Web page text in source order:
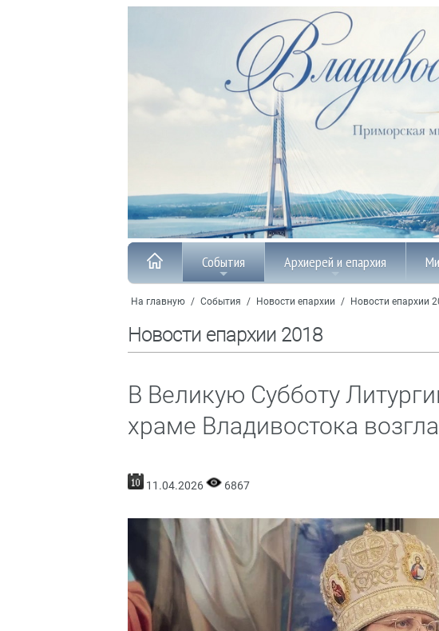
События Архиерей и епархия
На главную / События / Новости епархии / Новости епархии
Новости епархии 2018
В Великую Субботу
храме Владивостока
11.04.2026 6867